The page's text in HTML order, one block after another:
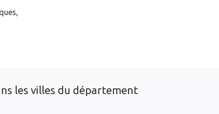
les villes du département